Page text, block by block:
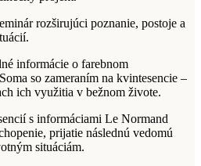
rozširujúci poznanie, postoje a
informácie o farebnom
so zameraním na kvintesencie –
ich využitia v bežnom živote.
s informáciami Le Normand
prijatie následnú vedomú
situáciám.